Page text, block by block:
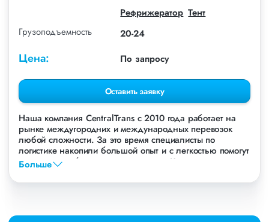
Рефрижератор Тент
Грузоподъемность
20-24
Цена: По запросу
Оставить заявку
Наша компания СentralTrans с 2010 года работает на
рынке междугородних и международных перевозок
любой сложности. За это время специалисты по
логистике накопили большой опыт и с легкостью помогут
перевезти любые грузы, в том числе Картофель.
Осуществляем грузоперевозки Картофеля в
таких крупных компаний, как: Газпром, ЛСР,
Больше